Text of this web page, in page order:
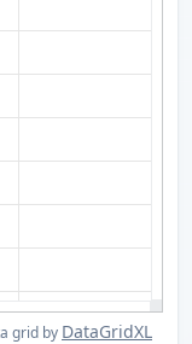
grid by DataGridXL